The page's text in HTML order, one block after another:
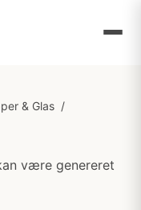
& Glas /
være genereret